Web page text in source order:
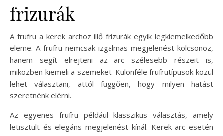
frizurák
A frufru a kerek archoz illő frizurák egyik legkiemelkedőbb
eleme. A frufru nemcsak izgalmas megjelenést kölcsönöz,
hanem segít elrejteni az arc szélesebb részeit is,
miközben kiemeli a szemeket. Különféle frufrutípusok közül
lehet választani, attól függően, hogy milyen hatást
szeretnénk elérni.
Az egyenes frufru például klasszikus választás, amely
letisztult és elegáns megjelenést kínál. Kerek arc esetén